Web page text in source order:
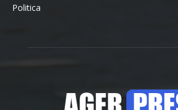
Politica